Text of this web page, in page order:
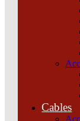
Cables
Atención
Atención por